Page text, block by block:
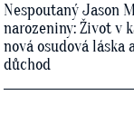
Nespoutaný Jason
narozeniny: Život v
nová osudová láska
důchod